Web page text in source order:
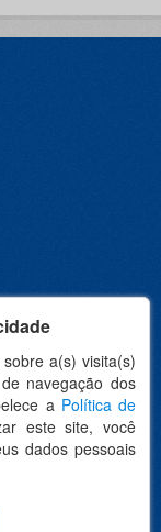
a(s) visita(s)
navegação dos
a Política de
este site, você
dados pessoais